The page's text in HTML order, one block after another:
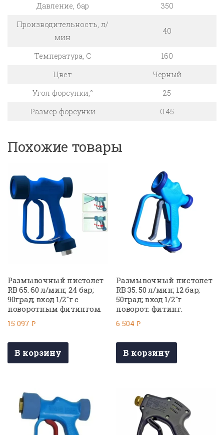
Давление, бар
350
Производительность, л/
мин
40
Температура, C
160
Цвет
Черный
Угол форсунки,°
25
Размер форсунки
0.45
Похожие товары
Размывочный пистолет
RB 65. 60 л/мин; 24 бар;
90град; вход 1/2″г с
поворотным фитингом.
15 097 ₽
В корзину
Размывочный пистолет
RB 35. 50 л/мин; 12 бар;
50град; вход 1/2″г
поворот. фитинг.
6 504₽
В корзину